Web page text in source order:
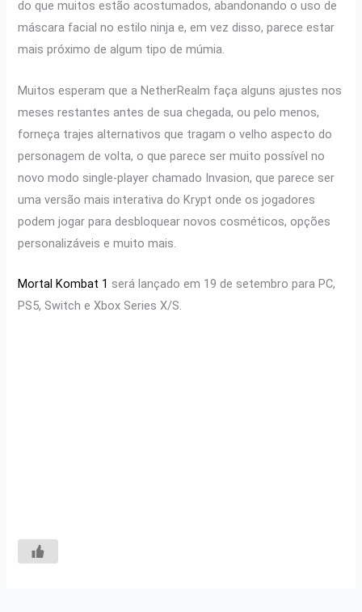
do que muitos estão acostumados, abandonando o uso de
máscara facial no estilo ninja e, em vez disso, parece estar
mais próximo de algum tipo de múmia.
Muitos esperam que a NetherRealm faça alguns ajustes nos
meses restantes antes de sua chegada, ou pelo menos,
forneça trajes alternativos que tragam o velho aspecto do
personagem de volta, o que parece ser muito possível no
novo modo single-player chamado Invasion, que parece ser
uma versão mais interativa do Krypt onde os jogadores
podem jogar para desbloquear novos cosméticos, opções
personalizáveis ​​​​e muito mais.
Mortal Kombat 1 será lançado em 19 de setembro para PC,
PS5, Switch e Xbox Series X/S.